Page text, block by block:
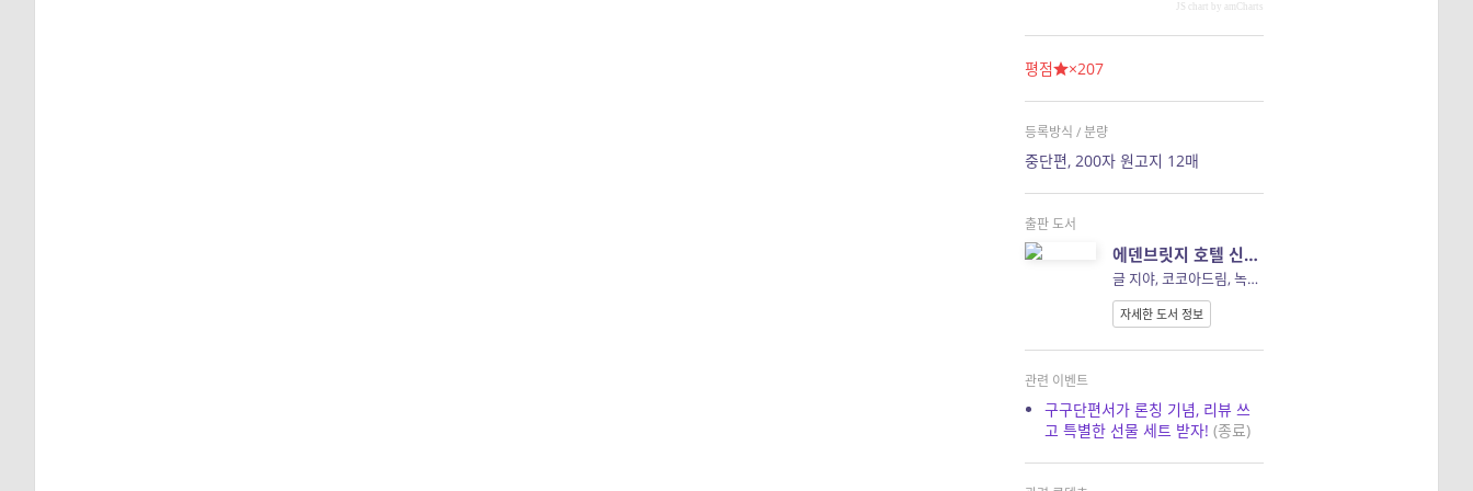
JS chart by amCharts
평점 ×207
등록방식 / 분량
중단편, 200자 원고지 12매
출판 도서
에덴브릿지 호텔 신입 직원들을 위한 행동 지침서
글 지야, 코코아드림, 녹차빙수
자세한 도서 정보
관련 이벤트
구구단편서가 론칭 기념, 리뷰 쓰
고 특별한 선물 세트 받자!(종료)